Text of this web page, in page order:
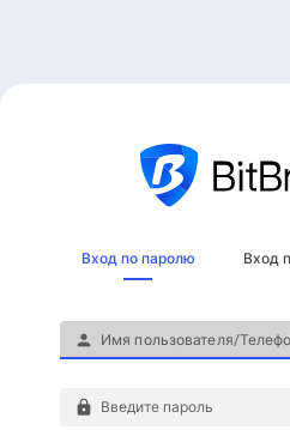
Вход по паролю Вход
person
lock